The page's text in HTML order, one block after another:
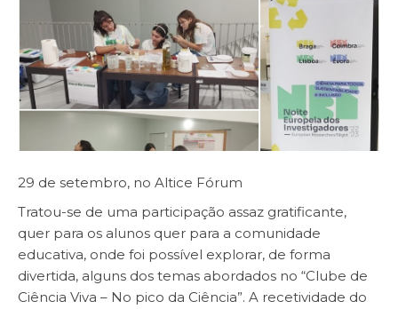
29 de setembro, no Altice Fórum
Tratou-se de uma participação assaz gratificante,
quer para os alunos quer para a comunidade
educativa, onde foi possível explorar, de forma
divertida, alguns dos temas abordados no “Clube de
Ciência Viva – No pico da Ciência”. A recetividade do